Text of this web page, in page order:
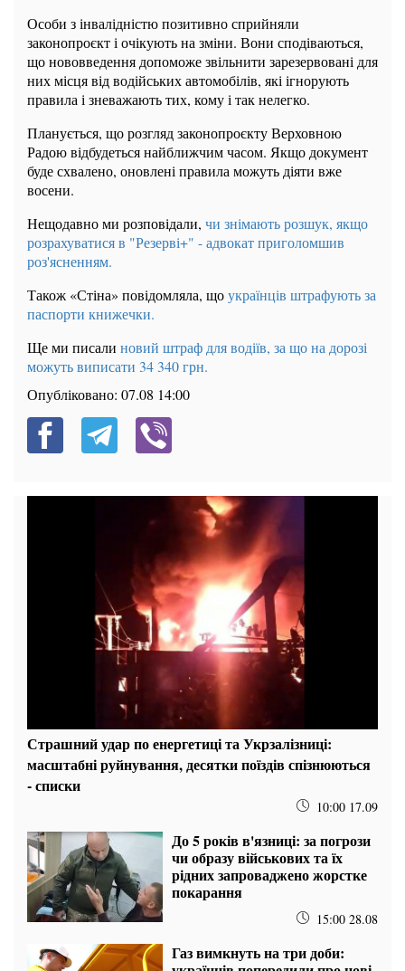
Особи з інвалідністю позитивно сприйняли
законопроєкт і очікують на зміни. Вони сподіваються,
що нововведення допоможе звільнити зарезервовані для
них місця від водійських автомобілів, які ігнорують
правила і зневажають тих, кому і так нелегко.
Планується, що розгляд законопроєкту Верховною
Радою відбудеться найближчим часом. Якщо документ
буде схвалено, оновлені правила можуть діяти вже
восени.
Нещодавно ми розповідали, чи знімають розшук, якщо
розрахуватися в "Резерві+" - адвокат приголомшив
роз'ясненням.
Також «Стіна» повідомляла, щоукраїнців штрафують за
паспорти книжечки.
Ще ми писали новий штраф для водіїв, за що на дорозі
можуть виписати 34 340 грн.
Опубліковано: 07.08 14:00
Страшний удар по енергетиці та Укрзалізниці:
масштабні руйнування, десятки поїздів спізнюються
- списки
10:00 17.09
До 5 років в'язниці: за погрози
чи образу військових та їх
рідних запроваджено жорстке
покарання
15:00 28.08
Газ вимкнуть на три доби: